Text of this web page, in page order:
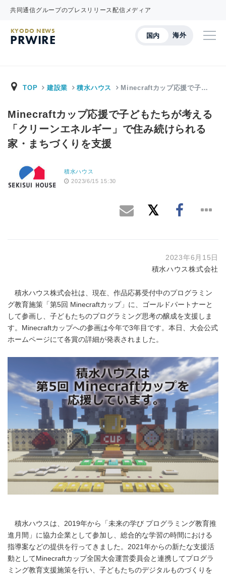
共同通信グループのプレスリリース配信メディア
国内 海外
KYODO NEWS
PRWIRE
TOP 建設業 積水ハウス Minecraftカップ応援で子…
Minecraftカップ応援で子どもたちが考える
「クリーンエネルギー」で住み続けられる
家・まちづくりを支援
積水ハウス
2023/6/15 15:30
2023年6月15日
積水ハウス株式会社
積水ハウス株式会社は、現在、作品応募受付中のプログラミン
グ教育施策「第5回 Minecraftカップ」に、ゴールドパートナーと
して参画し、子どもたちのプログラミング思考の醸成を支援しま
す。Minecraftカップへの参画は今年で3年目です。本日、大会公式
ホームページにて各賞の詳細が発表されました。
積水ハウスは、2019年から「未来の学び プログラミング教育推
進月間」に協力企業として参加し、総合的な学習の時間における
指導案などの提供を行ってきました。2021年からの新たな支援活
動としてMinecraftカップ全国大会運営委員会と連携してプログラ
ミング教育支援施策を行い、子どもたちのデジタルものづくりを